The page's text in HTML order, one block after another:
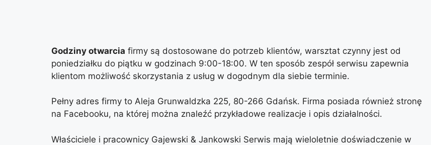
Godziny otwarcia firmy są dostosowane do potrzeb klientów, warsztat czynny jest od
poniedziałku do piątku w godzinach 9:00-18:00. W ten sposób zespół serwisu zapewnia
klientom możliwość skorzystania z usług w dogodnym dla siebie terminie.
Pełny adres firmy to Aleja Grunwaldzka 225, 80-266 Gdańsk. Firma posiada również stronę
na Facebooku, na której można znaleźć przykładowe realizacje i opis działalności.
Właściciele i pracownicy Gajewski & Jankowski Serwis mają wieloletnie doświadczenie w